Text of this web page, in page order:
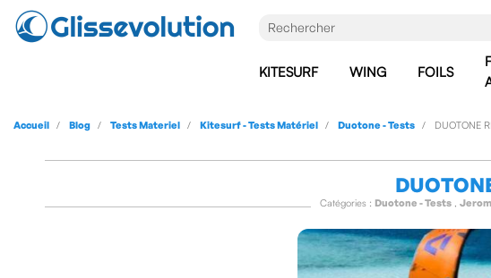
KITESURF WING FOILS
Accueil Blog Tests Materiel Kitesurf - Tests Matériel Duotone - Tests DUOTONE
Catégories : Duotone - Tests ,